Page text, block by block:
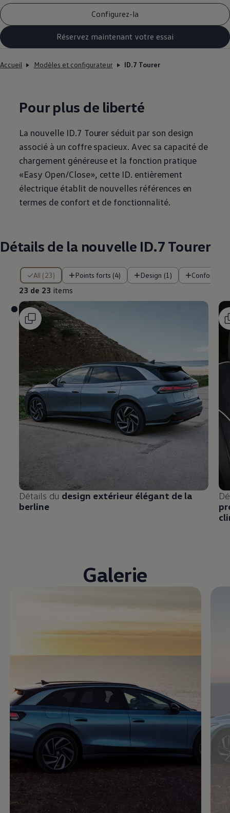
Configurez-la
Réservez maintenant votre essai
Accueil Modèles et configurateur ID.7 Tourer
Pour plus de liberté
La nouvelle ID.7 Tourer séduit par son design
associé à un coffre spacieux. Avec sa capacité de
chargement généreuse et la fonction pratique
«Easy Open/Close», cette ID. entièrement
électrique établit de nouvelles références en
termes de confort et de fonctionnalité.
Détails de la nouvelle ID.7 Tourer
All (23) Points forts (4) Design (1) Confort (2)
23 de 23 items
23 de 23 items
Détails du design extérieur élégant de la
berline
Galerie